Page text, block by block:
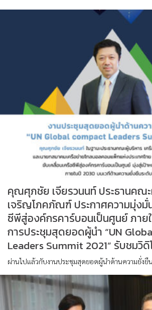
คุณศุภชัย เจียรวนนท์ ประธานคณ
เจริญโภคภัณฑ์ ประกาศความมุ่งมั่
ซีพีสู่องค์กรคาร์บอนเป็นศูนย์ ภาย
การประชุมสุดยอดผู้นำ “UN
Leaders Summit 2021” รับชมวิ
ผ่านไปแล้วกับงานประชุมสุดยอดผู้นำด้านความยั่งยื